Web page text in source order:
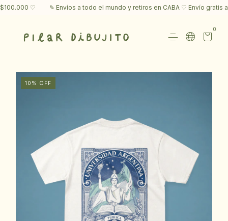
♡ ✎ Envíos a todo el mundo y retiros en CABA ♡ Envío gratis a
0
10 % OFF